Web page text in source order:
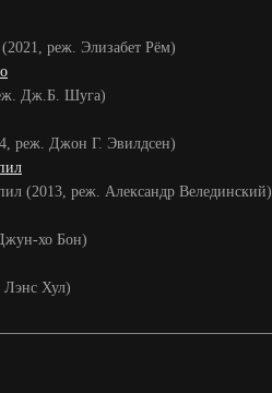
реж. Элизабет Рём)
Дж.Б. Шуга)
реж. Джон Г. Эвилдсен)
(2013, реж. Александр Велединский)
хо Бон)
Лэнс Хул)